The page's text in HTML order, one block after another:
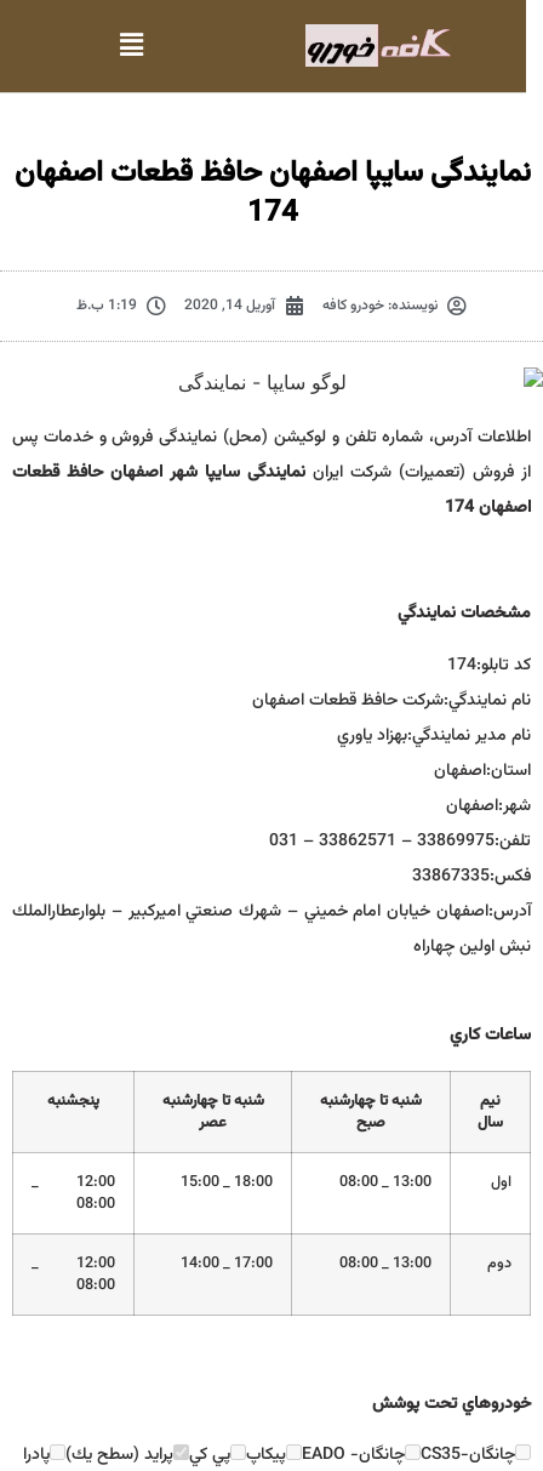
نمایندگی سایپا اصفهان حافظ قطعات اصفهان
174
نویسنده:خودرو کافه آوریل 14, 2020 1:19 ب.ظ
اطلاعات آدرس، شماره تلفن و لوکیشن (محل) نمایندگی فروش و خدمات پس
از فروش (تعمیرات) شرکت ایراننمایندگی سایپا شهر اصفهان حافظ قطعات
اصفهان 174
مشخصات نمايندگي
كد تابلو:174
نام نمايندگي:شركت حافظ قطعات اصفهان
نام مدير نمايندگي:بهزاد ياوري
استان:اصفهان
شهر:اصفهان
تلفن:33869975 – 33862571 – 031
فكس:33867335
آدرس:اصفهان خیابان امام خميني – شهرك صنعتي اميركبير – بلوارعطارالملك
نبش اولين چهاراه
ساعات كاري
نيم
سال
شنبه تا چهارشنبه
صبح
شنبه تا چهارشنبه
عصر
پنجشنبه
اول 13:00 _ 08:00
18:00 _ 15:00
12:00 _
08:00
دوم 13:00 _ 08:00
17:00 _ 14:00
12:00 _
08:00
خودروهاي تحت پوشش
چانگان-CS35
چانگان- EADO پيكاپ پي كي پرايد (سطح يك) پادرا